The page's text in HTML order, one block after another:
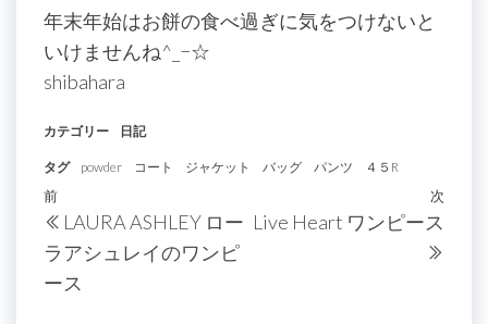
年末年始はお餅の食べ過ぎに気をつけないと
いけませんね^_−☆
shibahara
カテゴリー 日記
タグ powder コート ジャケット バッグ パンツ ４５R
投
稿
ナ
過
去
の
投
前
LAURA ASHLEY ロー
ラアシュレイのワンピ
ース
次
次
Live Heart ワンピース